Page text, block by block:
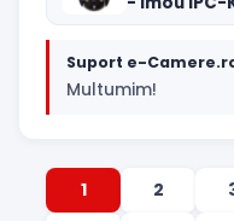
Suport e-
Multumim!
1 2